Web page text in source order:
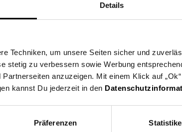
Details
Techniken, um unsere Seiten sicher und
stetig zu verbessern sowie Werbung
anzuzeigen. Mit einem Klick auf
kannst Du jederzeit in den
Präferenzen
Versandinformationen
690 Das Aktiv-Belüftungssystem mit
ausgezeichnetes Design – konische Form
Windsicherung hochwertiger, UV-stabiler
x 94 x 109 cm Lieferumfang 1x Komposter
Wir haben uns auf Produkte für Garten und
hin zu Kompostern. Lassen auch Sie sich von